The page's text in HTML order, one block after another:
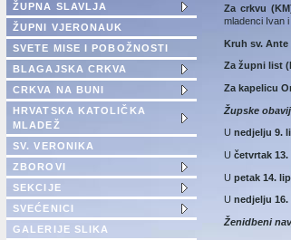
Za crkvu
mladenci Ivan
Kruh sv. Ante
Za župni list
Za kapelicu
Župske
U nedjelju 9.
U četvrtak
U petak 14.
U nedjelju
Ženidbeni
ŽUPNA SLAVLJA
ŽUPNI VJERONAUK
SVETE MISE I POBOŽNOSTI
BLAGAJSKA CRKVA
CRKVA NA BUNI
HRVATSKA KATOLIČKA
MLADEŽ
SV. VERONIKA
ZBOROVI
SEKCIJE
SVEĆENICI
GALERIJE SLIKA